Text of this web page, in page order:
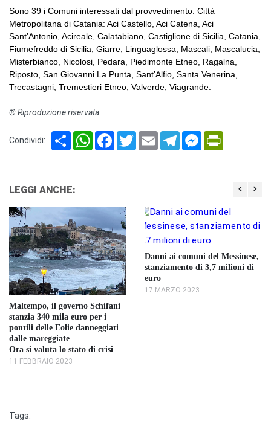
Sono 39 i Comuni interessati dal provvedimento: Città
Metropolitana di Catania: Aci Castello, Aci Catena, Aci
Sant’Antonio, Acireale, Calatabiano, Castiglione di Sicilia, Catania,
Fiumefreddo di Sicilia, Giarre, Linguaglossa, Mascali, Mascalucia,
Misterbianco, Nicolosi, Pedara, Piedimonte Etneo, Ragalna,
Riposto, San Giovanni La Punta, Sant’Alfio, Santa Venerina,
Trecastagni, Tremestieri Etneo, Valverde, Viagrande.
® Riproduzione riservata
Condividi: Share WhatsAppFacebook
TwitterEmail TelegramMessenger
LEGGI ANCHE:
Maltempo, il governo Schifani
stanzia 340 mila euro per i
pontili delle Eolie danneggiati
dalle mareggiate
Ora si valuta lo stato di crisi
11 FEBBRAIO 2023
Danni ai comuni del Messinese,
stanziamento di 3,7 milioni di
euro
17 MARZO 2023
Tags: